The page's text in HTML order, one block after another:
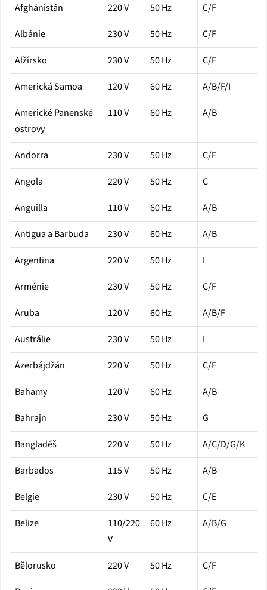
Afghánistán
220 V 50 Hz
C/F
Albánie
230 V 50 Hz
C/F
Alžírsko
230 V 50 Hz
C/F
Americká Samoa
120 V 60 Hz
A/B/F/I
Americké Panenské
ostrovy
110 V 60 Hz A/B
Andorra 230 V 50 Hz
C/F
Angola
220 V 50 Hz
C
Anguilla
110 V 60 Hz
A/B
Antigua a Barbuda
230 V 60 Hz
A/B
Argentina
220 V 50 Hz
I
Arménie
230 V 50 Hz
C/F
Aruba
120 V 60 Hz
A/B/F
Austrálie
230 V 50 Hz
I
Ázerbájdžán
220 V 50 Hz
C/F
Bahamy
120 V 60 Hz
A/B
Bahrajn
230 V 50 Hz
G
Bangladéš
220 V 50 Hz
A/C/D/G/K
Barbados
115 V 50 Hz
A/B
Belgie
230 V 50 Hz
C/E
Belize
110/220
V
60 Hz A/B/G
Bělorusko 220 V 50 Hz
C/F